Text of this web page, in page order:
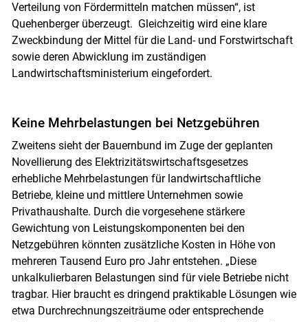
Skip to main content
Verteilung von Fördermitteln matchen müssen“, ist
Quehenberger überzeugt. Gleichzeitig wird eine klare
Zweckbindung der Mittel für die Land- und Forstwirtschaft
sowie deren Abwicklung im zuständigen
Landwirtschaftsministerium eingefordert.
Keine Mehrbelastungen bei Netzgebühren
Zweitens sieht der Bauernbund im Zuge der geplanten
Novellierung des Elektrizitätswirtschaftsgesetzes
erhebliche Mehrbelastungen für landwirtschaftliche
Betriebe, kleine und mittlere Unternehmen sowie
Privathaushalte. Durch die vorgesehene stärkere
Gewichtung von Leistungskomponenten bei den
Netzgebühren könnten zusätzliche Kosten in Höhe von
mehreren Tausend Euro pro Jahr entstehen. „Diese
unkalkulierbaren Belastungen sind für viele Betriebe nicht
tragbar. Hier braucht es dringend praktikable Lösungen wie
etwa Durchrechnungszeiträume oder entsprechende